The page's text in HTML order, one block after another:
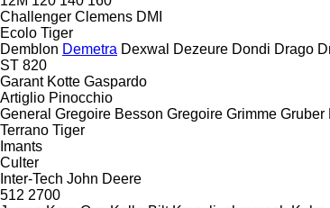
Challenger Clemens DMI
Ecolo Tiger
Demblon Demetra Dexwal Dezeure Dondi Drago
ST 820
Garant Kotte Gaspardo
Artiglio Pinocchio
General Gregoire Besson Gregoire Grimme Gruber
Terrano Tiger
Imants
Culter
Inter-Tech John Deere
512 2700